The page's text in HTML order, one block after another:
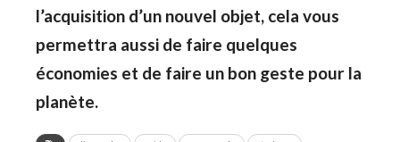
l’acquisition d’un nouvel objet, cela vous
permettra aussi de faire quelques
économies et de faire un bon geste pour la
planète.